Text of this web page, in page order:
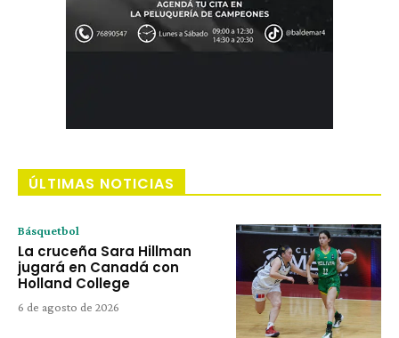
ÚLTIMAS NOTICIAS
Básquetbol
La cruceña Sara Hillman
jugará en Canadá con
Holland College
6 de agosto de 2026